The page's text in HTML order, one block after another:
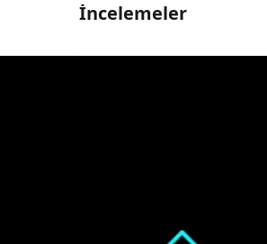
İncelemeler